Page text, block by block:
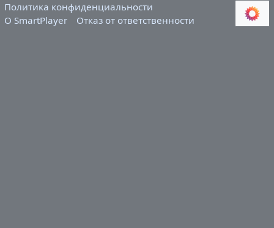
Политика конфиденциальности
О SmartPlayer
Отказ от ответственности